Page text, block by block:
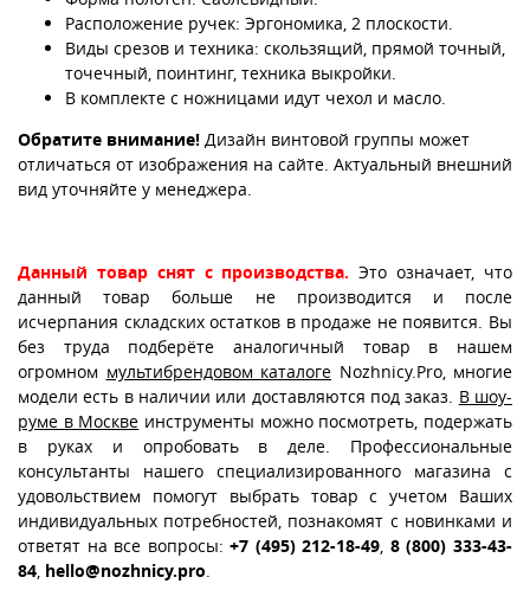
Расположение ручек: Эргономика, 2 плоскости.
Виды срезов и техника: скользящий, прямой точный,
точечный, поинтинг, техника выкройки.
В комплекте с ножницами идут чехол и масло.
Обратите внимание! Дизайн винтовой группы может
отличаться от изображения на сайте. Актуальный внешний
вид уточняйте у менеджера.
Данный товар снят с производства. Это означает, что
данный товар больше не производится и после
исчерпания складских остатков в продаже не появится. Вы
без труда подберёте аналогичный товар в нашем
огромном мультибрендовом каталоге Nozhnicy.Pro, многие
модели есть в наличии или доставляются под заказ. В шоу-
руме в Москве инструменты можно посмотреть, подержать
в руках и опробовать в деле. Профессиональные
консультанты нашего специализированного магазина с
удовольствием помогут выбрать товар с учетом Ваших
индивидуальных потребностей, познакомят с новинками и
ответят на все вопросы:+7 (495) 212-18-49 8 (800) 333-43-
84 hello@nozhnicy.pro